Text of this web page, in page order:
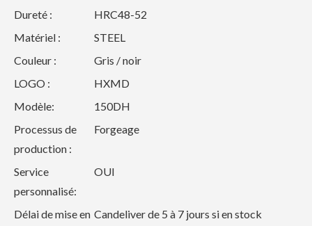
Dureté :
HRC48-52
Matériel :
STEEL
Couleur :
Gris / noir
LOGO :
HXMD
Modèle:
150DH
Processus de
production :
Forgeage
Service
personnalisé:
OUI
Délai de mise en Candeliver de 5 à 7 jours si en stock